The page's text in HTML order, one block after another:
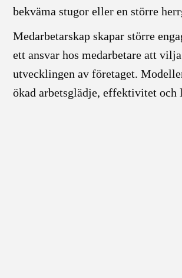
bekväma stugor eller en större
Medarbetarskap skapar större
ett ansvar hos medarbetare att
utvecklingen av företaget.
ökad arbetsglädje, effektivitet och